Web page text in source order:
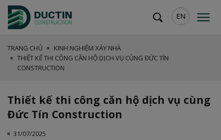
EN
TRANG CHỦ
KINH NGHIỆM XÂY NHÀ
THIẾT KẾ THI CÔNG CĂN HỘ DỊCH VỤ CÙNG ĐỨC TÍN
CONSTRUCTION
Thiết kế thi công căn hộ dịch vụ cùng
Đức Tín Construction
31/07/2025